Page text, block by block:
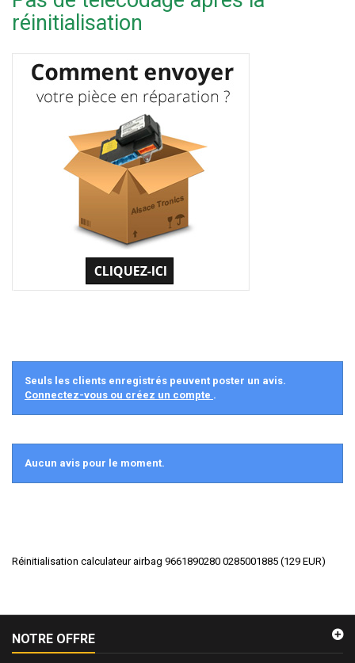
réinitialisation
Seuls les clients enregistrés peuvent poster un avis.
Connectez-vous ou créez un compte .
Aucun avis pour le moment.
Réinitialisation calculateur airbag 9661890280 0285001885 (129 EUR)
NOTRE OFFRE